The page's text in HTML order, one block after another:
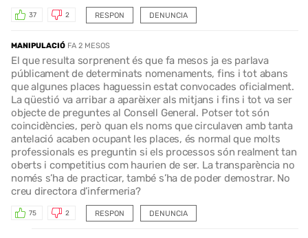
RESPON
37 2 DENUNCIA
MANIPULACIÓ FA 2 MESOS
El que resulta sorprenent és que fa mesos ja es parlava
públicament de determinats nomenaments, fins i tot abans
que algunes places haguessin estat convocades oficialment.
La qüestió va arribar a aparèixer als mitjans i fins i tot va ser
objecte de preguntes al Consell General. Potser tot són
coincidències, però quan els noms que circulaven amb tanta
antelació acaben ocupant les places, és normal que molts
professionals es preguntin si els processos són realment tan
oberts i competitius com haurien de ser. La transparència no
només s’ha de practicar, també s’ha de poder demostrar. No
creu directora d’infermeria?
RESPON
75 2 DENUNCIA